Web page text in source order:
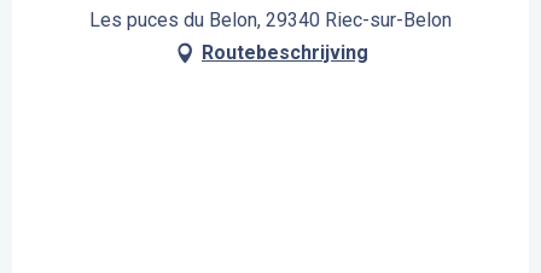
Les puces du Belon, 29340 Riec-sur-Belon
Routebeschrijving